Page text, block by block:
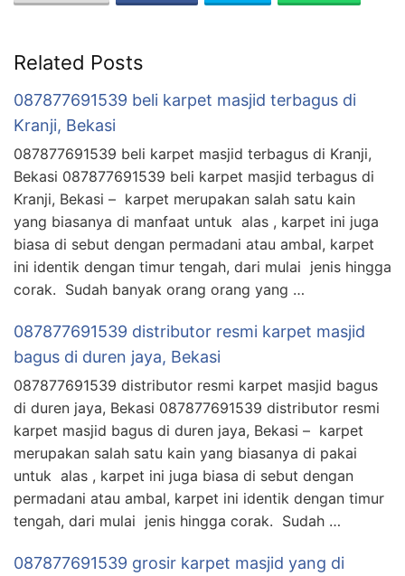
Related Posts
087877691539 beli karpet masjid terbagus di
Kranji, Bekasi
087877691539 beli karpet masjid terbagus di Kranji,
Bekasi 087877691539 beli karpet masjid terbagus di
Kranji, Bekasi – karpet merupakan salah satu kain
yang biasanya di manfaat untuk alas , karpet ini juga
biasa di sebut dengan permadani atau ambal, karpet
ini identik dengan timur tengah, dari mulai jenis hingga
corak. Sudah banyak orang orang yang …
087877691539 distributor resmi karpet masjid
bagus di duren jaya, Bekasi
087877691539 distributor resmi karpet masjid bagus
di duren jaya, Bekasi 087877691539 distributor resmi
karpet masjid bagus di duren jaya, Bekasi – karpet
merupakan salah satu kain yang biasanya di pakai
untuk alas , karpet ini juga biasa di sebut dengan
permadani atau ambal, karpet ini identik dengan timur
tengah, dari mulai jenis hingga corak. Sudah …
087877691539 grosir karpet masjid yang di